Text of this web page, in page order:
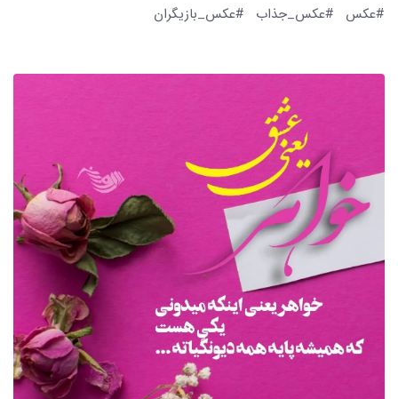
#عکس
#عکس_جذاب #عکس_بازیگران